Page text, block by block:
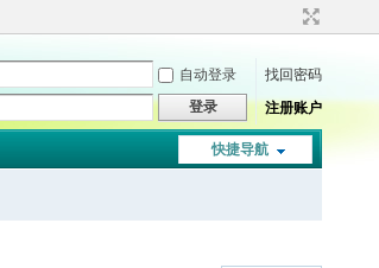
自动登录
找回密码
登录 注册账户
快捷导航